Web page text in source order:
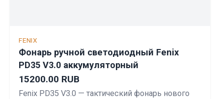
FENIX
Фонарь ручной светодиодный Fenix
PD35 V3.0 аккумуляторный
15200.00 RUB
Fenix PD35 V3.0 — тактический фонарь нового